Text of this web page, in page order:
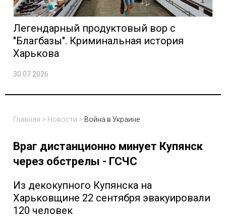
Легендарный продуктовый вор с
"Благбазы". Криминальная история
Харькова
30.07.2026
Главная > Новости > Война в Украине
Враг дистанционно минует Купянск
через обстрелы - ГСЧС
Из декокупного Купянска на
Харьковщине 22 сентября эвакуировали
120 человек